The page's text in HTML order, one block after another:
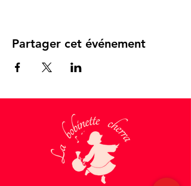
Partager cet événement